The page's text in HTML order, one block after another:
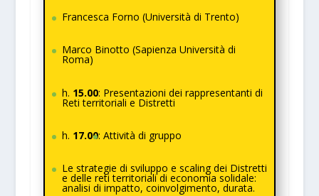
Francesca Forno (Università di Trento)
Marco Binotto (Sapienza Università di
Roma)
h. 15.00: Presentazioni dei rappresentanti di
Reti territoriali e Distretti
h. 17.00: Attività di gruppo
Le strategie di sviluppo e scaling dei Distretti
e delle reti territoriali di economia solidale:
analisi di impatto, coinvolgimento, durata.